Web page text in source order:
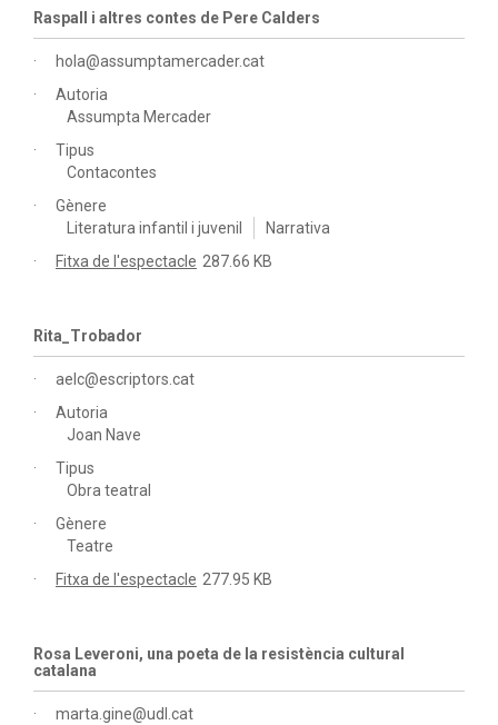
Raspall i altres contes de Pere Calders
hola@assumptamercader.cat
Autoria
Assumpta Mercader
Tipus
Contacontes
Gènere
Literatura infantil i juvenil
Narrativa
Fitxa de l'espectacle 287.66 KB
Rita_Trobador
aelc@escriptors.cat
Autoria
Joan Nave
Tipus
Obra teatral
Gènere
Teatre
Fitxa de l'espectacle 277.95 KB
Rosa Leveroni, una poeta de la resistència cultural
catalana
marta.gine@udl.cat